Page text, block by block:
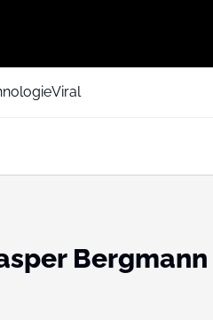
Viral
Bergmann